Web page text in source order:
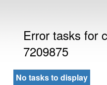
Error tasks for
7209875
No tasks to display